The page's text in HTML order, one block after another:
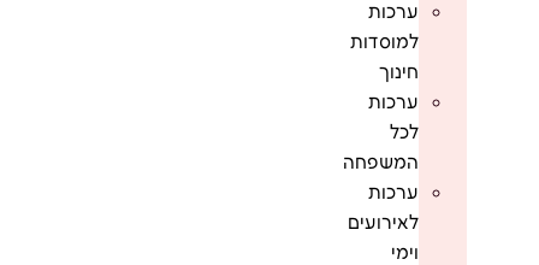
ערכות
למוסדות
חינוך
ערכות
לכל
המשפחה
ערכות
לאירועים
וימי